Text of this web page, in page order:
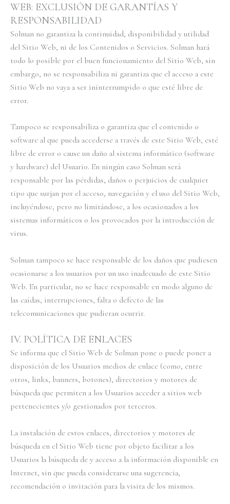
WEB: EXCLUSIÓN DE GARANTÍAS Y
RESPONSABILIDAD
Solman no garantiza la continuidad, disponibilidad y utilidad
del Sitio Web, ni de los Contenidos o Servicios. Solman hará
todo lo posible por el buen funcionamiento del Sitio Web, sin
embargo, no se responsabiliza ni garantiza que el acceso a este
Sitio Web no vaya a ser ininterrumpido o que esté libre de
error.
Tampoco se responsabiliza o garantiza que el contenido o
software al que pueda accederse a través de este Sitio Web, esté
libre de error o cause un daño al sistema informático (software
y hardware) del Usuario. En ningún caso Solman será
responsable por las pérdidas, daños o perjuicios de cualquier
tipo que surjan por el acceso, navegación y el uso del Sitio Web,
incluyéndose, pero no limitándose, a los ocasionados a los
sistemas informáticos o los provocados por la introducción de
virus.
Solman tampoco se hace responsable de los daños que pudiesen
ocasionarse a los usuarios por un uso inadecuado de este Sitio
Web. En particular, no se hace responsable en modo alguno de
las caídas, interrupciones, falta o defecto de las
telecomunicaciones que pudieran ocurrir.
IV. POLÍTICA DE ENLACES
Se informa que el Sitio Web de Solman pone o puede poner a
disposición de los Usuarios medios de enlace (como, entre
otros, links, banners, botones), directorios y motores de
búsqueda que permiten a los Usuarios acceder a sitios web
pertenecientes y/o gestionados por terceros.
La instalación de estos enlaces, directorios y motores de
búsqueda en el Sitio Web tiene por objeto facilitar a los
Usuarios la búsqueda de y acceso a la información disponible en
Internet, sin que pueda considerarse una sugerencia,
recomendación o invitación para la visita de los mismos.